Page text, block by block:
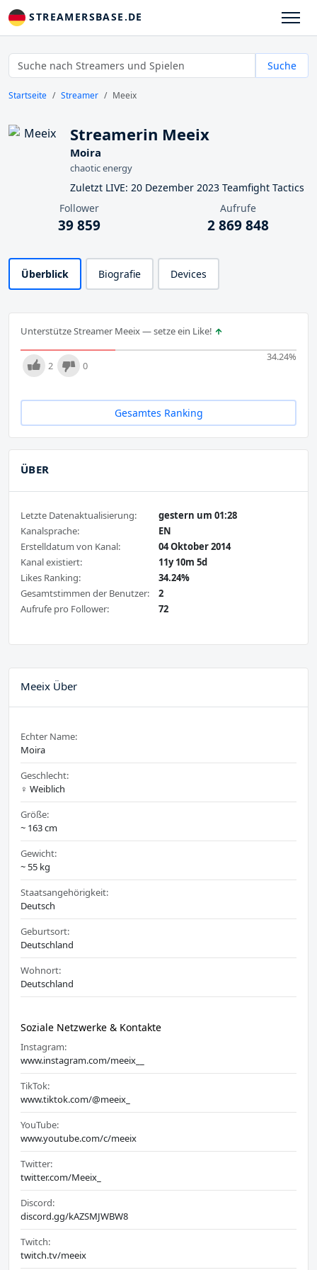
STREAMERSBASE.DE
Suche
Startseite Streamer Meeix
Streamerin Meeix
Moira
chaotic energy
Zuletzt LIVE: 20 Dezember 2023 Teamfight Tactics
Follower
39 859
Aufrufe
2 869 848
Überblick Biografie Devices
Unterstütze Streamer Meeix — setze ein Like!
34.24%
2 0
Gesamtes Ranking
ÜBER
Letzte Datenaktualisierung:
gestern um 01:28
Kanalsprache:
EN
Erstelldatum von Kanal:
04 Oktober 2014
Kanal existiert:
11y 10m 5d
Likes Ranking:
34.24%
Gesamtstimmen der Benutzer:
2
Aufrufe pro Follower:
72
Meeix Über
Echter Name:
Moira
Geschlecht:
♀️ Weiblich
Größe:
~ 163 cm
Gewicht:
~ 55 kg
Staatsangehörigkeit:
Deutsch
Geburtsort:
Deutschland
Wohnort:
Deutschland
Soziale Netzwerke & Kontakte
Instagram:
www.instagram.com/meeix__
TikTok:
www.tiktok.com/@meeix_
YouTube:
www.youtube.com/c/meeix
Twitter:
twitter.com/Meeix_
Discord:
discord.gg/kAZSMJWBW8
Twitch:
twitch.tv/meeix